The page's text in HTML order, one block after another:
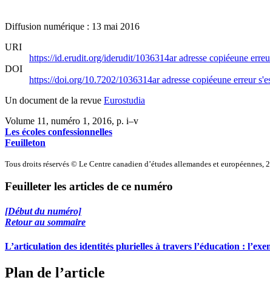
Diffusion numérique : 13 mai 2016
URI
https://id.erudit.org/iderudit/1036314aradresse copiéeune
DOI
https://doi.org/10.7202/1036314aradresse copiéeune erreur
Un document de la revue Eurostudia
Volume 11, numéro 1, 2016, p. i–v
Les écoles confessionnelles
Feuilleton
Tous droits réservés © Le Centre canadien d’études allemandes et européennes,
Feuilleter les articles de ce numéro
[Début du numéro]
Retour au sommaire
L’articulation des identités plurielles à travers l’éducation :
Plan de l’article